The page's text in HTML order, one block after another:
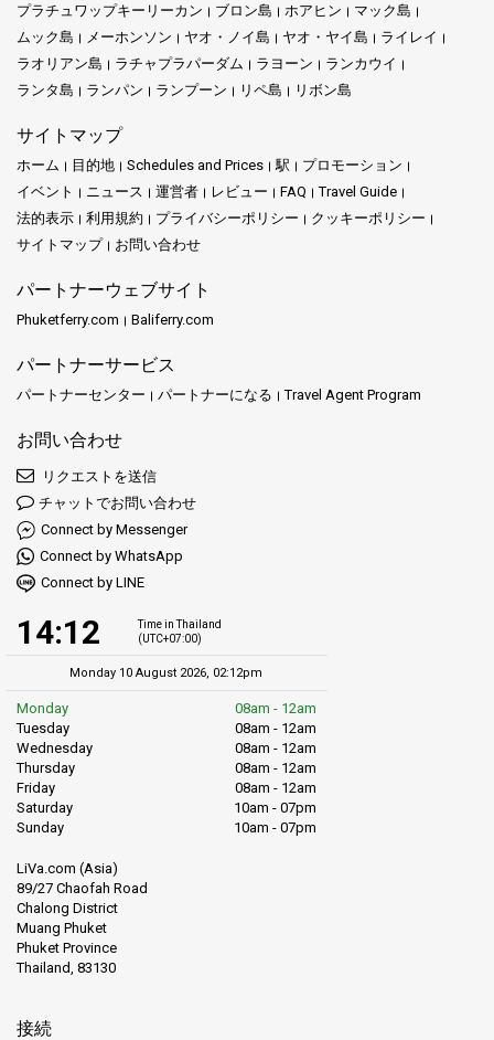
プラチュワップキーリーカン
ブロン島 ホアヒン
マック島
ムック島
メーホンソン ヤオ・ノイ島 ヤオ・ヤイ島
ライレイ
ラオリアン島
ラチャプラパーダム ラヨーン
ランカウイ
ランタ島
ランパン ランプーン リペ島 リボン島
サイトマップ
ホーム 目的地 Schedules and Prices 駅
プロモーション
イベント
ニュース 運営者 レビュー FAQ
Travel Guide
法的表示
利用規約 プライバシーポリシー
クッキーポリシー
サイトマップ
お問い合わせ
パートナーウェブサイト
Phuketferry.com Baliferry.com
パートナーサービス
パートナーセンター パートナーになる Travel Agent Program
お問い合わせ
リクエストを送信
チャットでお問い合わせ
Connect by Messenger
Connect by WhatsApp
Connect by LINE
14:12
Time in Thailand
(UTC+07:00)
Monday 10 August 2026, 02:12pm
Monday
08am - 12am
Tuesday
08am - 12am
Wednesday
08am - 12am
Thursday
08am - 12am
Friday
08am - 12am
Saturday
10am - 07pm
Sunday
10am - 07pm
LiVa.com (Asia)
89/27 Chaofah Road
Chalong District
Muang Phuket
Phuket Province
Thailand, 83130
接続